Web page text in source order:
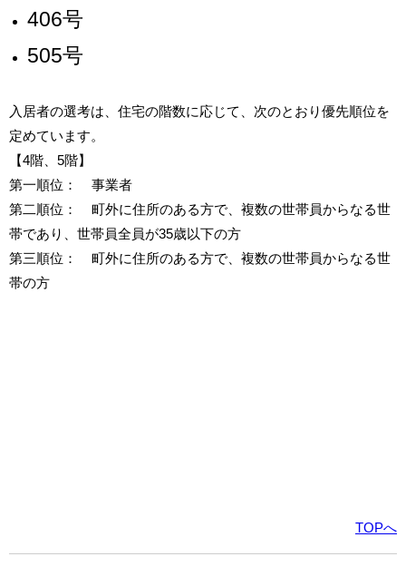
406号
505号
入居者の選考は、住宅の階数に応じて、次のとおり優先順位を
定めています。
【4階、5階】
第一順位： 事業者
第二順位： 町外に住所のある方で、複数の世帯員からなる世
帯であり、世帯員全員が35歳以下の方
第三順位： 町外に住所のある方で、複数の世帯員からなる世
帯の方
TOPへ